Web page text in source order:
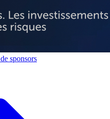
sponsors